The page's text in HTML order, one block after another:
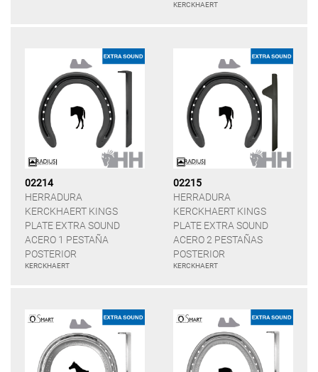
KERCKHAERT
02214
HERRADURA
KERCKHAERT KINGS
PLATE EXTRA SOUND
ACERO 1 PESTAÑA
POSTERIOR
KERCKHAERT
02215
HERRADURA
KERCKHAERT KINGS
PLATE EXTRA SOUND
ACERO 2 PESTAÑAS
POSTERIOR
KERCKHAERT